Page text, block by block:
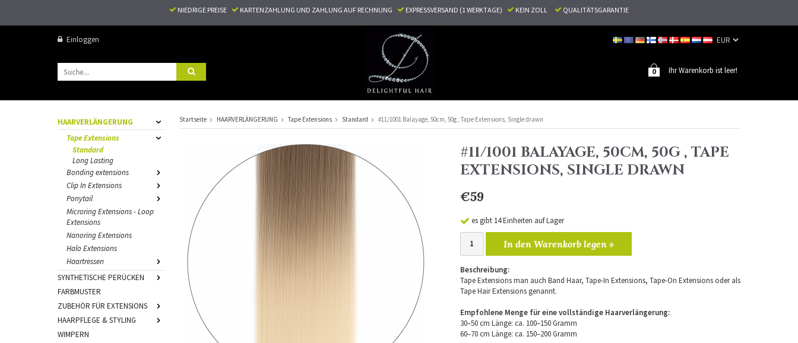
NIEDRIGE PREISE KARTENZAHLUNG UND ZAHLUNG AUF RECHNUNG EXPRESSVERSAND (1 WERKTAGE) KEIN ZOLL QUALITÄTSGARANTIE
Einloggen
Ihr Warenkorb ist leer!
0
HAARVERLÄNGERUNG
Tape Extensions
Standard
Long Lasting
Bonding extensions
Clip In Extensions
Ponytail
Microring Extensions - Loop
Extensions
Nanoring Extensions
Halo Extensions
Haartressen
SYNTHETISCHE PERÜCKEN
FARBMUSTER
ZUBEHÖR FÜR EXTENSIONS
HAARPFLEGE & STYLING
WIMPERN
Startseite HAARVERLÄNGERUNG Tape Extensions Standard #11/1001 Balayage, 50cm, 50g , Tape Extensions, Single drawn
#11/1001 BALAYAGE, 50CM, 50G , TAPE
EXTENSIONS, SINGLE DRAWN
€59
es gibt 14 Einheiten auf Lager
In den Warenkorb legen »
Beschreibung:
Tape Extensions man auch Band Haar, Tape-In Extensions, Tape-On Extensions oder als
Tape Hair Extensions genannt.
Empfohlene Menge für eine vollständige Haarverlängerung:
30–50 cm Länge: ca. 100–150 Gramm
60–70 cm Länge: ca. 150–200 Gramm